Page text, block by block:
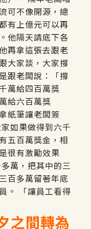
可不像開源，總
有上億元可以再
他隔天請底下各
再拿這張去跟老
大家談，大家撐
跟老闆說：「撐
萬給四百萬獎
給六百萬獎
紙筆讓老闆簽
如果做得到六千
五百萬獎金，相
很有激勵效果
萬，把其中的三
百多萬留著年底
。 「讓員工看得
之間轉為